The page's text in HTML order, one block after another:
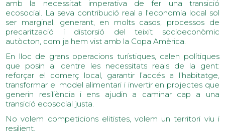
amb la necessitat imperativa de fer una transició
ecosocial. La seva contribució real a l'economia local sol
ser marginal, generant, en molts casos, processos de
precarització i distorsió del teixit socioeconòmic
autòcton, com ja hem vist amb la Copa Amèrica.
En lloc de grans operacions turístiques, calen polítiques
que posin al centre les necessitats reals de la gent:
reforçar el comerç local, garantir l’accés a l’habitatge,
transformar el model alimentari i invertir en projectes que
generin resiliència i ens ajudin a caminar cap a una
transició ecosocial justa.
No volem competicions elitistes, volem un territori viu i
resilient.